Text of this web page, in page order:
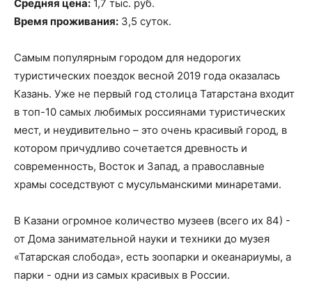
Средняя цена: 1,7 тыс. руб.
Время проживания: 3,5 суток.
Самым популярным городом для недорогих
туристических поездок весной 2019 года оказалась
Казань. Уже не первый год столица Татарстана входит
в топ-10 самых любимых россиянами туристических
мест, и неудивительно – это очень красивый город, в
котором причудливо сочетается древность и
современность, Восток и Запад, а православные
храмы соседствуют с мусульманскими минаретами.
В Казани огромное количество музеев (всего их 84) -
от Дома занимательной науки и техники до музея
«Татарская слобода», есть зоопарки и океанариумы, а
парки - одни из самых красивых в России.